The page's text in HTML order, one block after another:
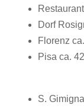
Dorf
Florenz
Pisa ca.
S.